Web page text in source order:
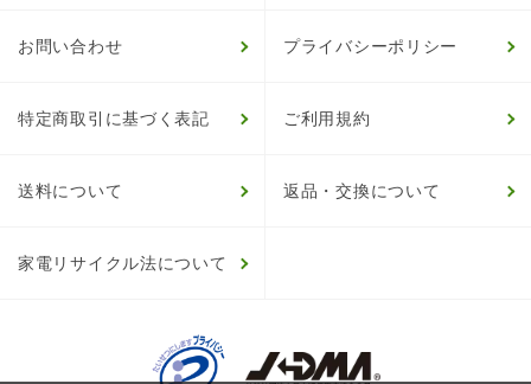
お問い合わせ プライバシーポリシー
特定商取引に基づく表記 ご利用規約
送料について 返品・交換について
家電リサイクル法について